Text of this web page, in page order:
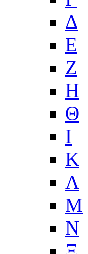
Δ
Ε
Ζ
Η
Θ
Ι
Κ
Λ
Μ
Ν